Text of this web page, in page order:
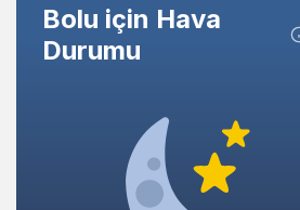
Bolu için Hava
Durumu